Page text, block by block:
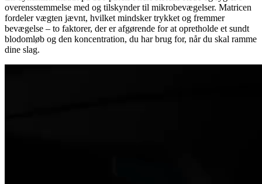
overensstemmelse med og tilskynder til mikrobevægelser. Matricen
fordeler vægten jævnt, hvilket mindsker trykket og fremmer
bevægelse – to faktorer, der er afgørende for at opretholde et sundt
blodomløb og den koncentration, du har brug for, når du skal ramme
dine slag.